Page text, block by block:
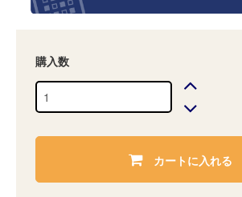
購入数
カートに入れる